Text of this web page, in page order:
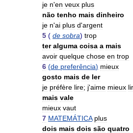
je n'en veux plus
não tenho mais dinheiro
je n'ai plus d'argent
5 ( de sobra) trop
ter alguma coisa a mais
avoir quelque chose en trop
6 (de preferência) mieux
gosto mais de ler
je préfère lire; j'aime mieux
mais vale
mieux vaut
7 MATEMÁTICA plus
dois mais dois são quatro